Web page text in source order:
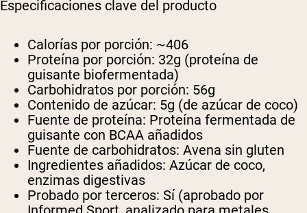
Especificaciones clave del producto
Calorías por porción: ~406
Proteína por porción: 32g (proteína de
guisante biofermentada)
Carbohidratos por porción: 56g
Contenido de azúcar: 5g (de azúcar de coco)
Fuente de proteína: Proteína fermentada de
guisante con BCAA añadidos
Fuente de carbohidratos: Avena sin gluten
Ingredientes añadidos: Azúcar de coco,
enzimas digestivas
Probado por terceros: Sí (aprobado por